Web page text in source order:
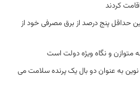
حداقل پنج درصد از برق مصرفی خود از
متوازن و نگاه ویژه دولت است
به عنوان دو بال یک پرنده سلامت می